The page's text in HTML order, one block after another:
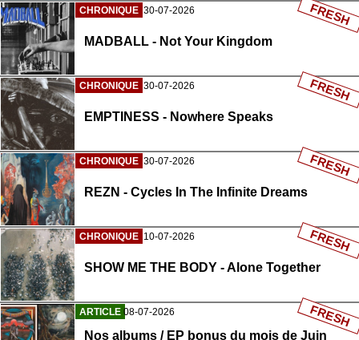
CHRONIQUE 30-07-2026
MADBALL - Not Your Kingdom
FRESH
CHRONIQUE 30-07-2026
EMPTINESS - Nowhere Speaks
FRESH
CHRONIQUE 30-07-2026
REZN - Cycles In The Infinite Dreams
FRESH
CHRONIQUE 10-07-2026
SHOW ME THE BODY - Alone Together
FRESH
ARTICLE 08-07-2026
Nos albums / EP bonus du mois de Juin
FRESH